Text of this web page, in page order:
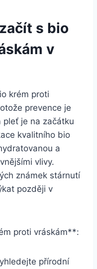
s bio
v
krém⁤ proti
prevence⁣ je
je na začátku
kvalitního bio
a
vlivy.
známek ‌stárnutí
později v
proti vráskám**:
přírodní